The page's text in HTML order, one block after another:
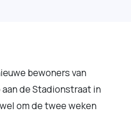
bewoners van
de Stadionstraat in
om de twee weken